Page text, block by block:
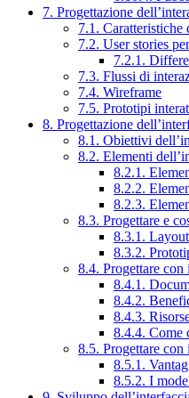
7. Progettazione
7.1. Caratteristiche
7.2. User stories
7.2.1.
7.3. Flussi di
7.4. Wireframe
7.5. Prototipi
8. Progettazione
8.1. Obiettivi
8.2. Elementi
8.2.1.
8.2.2.
8.2.3.
8.3. Progettare e
8.3.1.
8.3.2.
8.4. Progettare con
8.4.1.
8.4.2.
8.4.3.
8.4.4. Come
8.5. Progettare
8.5.1.
8.5.2. I